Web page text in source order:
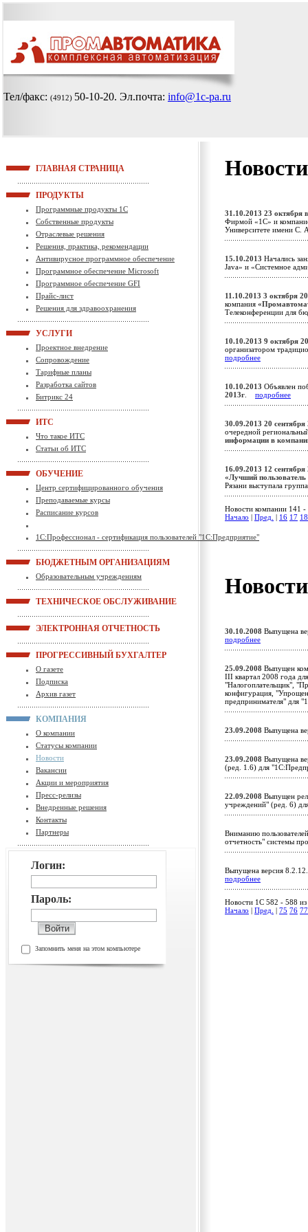
Тел/факс: (4912) 50-10-20. Эл.почта: info@1c-pa.ru
ГЛАВНАЯ СТРАНИЦА
ПРОДУКТЫ
Программные продукты 1С
Собственные продукты
Отраслевые решения
Решения, практика, рекомендации
Антивирусное программное обеспечение
Программное обеспечение Microsoft
Программное обеспечение GFI
Прайс-лист
Решения для здравоохранения
УСЛУГИ
Проектное внедрение
Сопровождение
Тарифные планы
Разработка сайтов
Битрикс 24
ИТС
Что такое ИТС
Статьи об ИТС
ОБУЧЕНИЕ
Центр сертифицированного обучения
Преподаваемые курсы
Расписание курсов
1С:Профессионал - сертификация пользователей "1С:Предприятие"
БЮДЖЕТНЫМ ОРГАНИЗАЦИЯМ
Образовательным учреждениям
ТЕХНИЧЕСКОЕ ОБСЛУЖИВАНИЕ
ЭЛЕКТРОННАЯ ОТЧЕТНОСТЬ
ПРОГРЕССИВНЫЙ БУХГАЛТЕР
О газете
Подписка
Архив газет
КОМПАНИЯ
О компании
Статусы компании
Новости
Вакансии
Акции и мероприятия
Пресс-релизы
Внедренные решения
Контакты
Партнеры
Логин:
Пароль:
Запомнить меня на этом компьютере
31.10.2013 23 октября
Фирмой «1С» и
Университете имени
15.10.2013 Начались
Java» и «Системное
11.10.2013 3 октября
компания
Телеконференции для
10.10.2013 9 октября
организатором
подробнее
10.10.2013 Объявлен
2013г. подробнее
30.09.2013 20 сентября
очередной
информации в
16.09.2013 12 сентября
«Лучший
Рязани выступала
Новости компании 141 -
Начало
Пред. 16 17 18
30.10.2008 Выпущена
подробнее
25.09.2008 Выпущен
III квартал 2008 года
"Налогоплательщик",
конфигурация,
предпринимателя" для
23.09.2008 Выпущена
23.09.2008 Выпущена
(ред. 1.6) для
22.09.2008 Выпущен
учреждений" (ред. 6)
Вниманию
отчетность" системы
Выпущена версия
подробнее
Новости 1C 582 - 588
Начало
Пред. 75 76 77